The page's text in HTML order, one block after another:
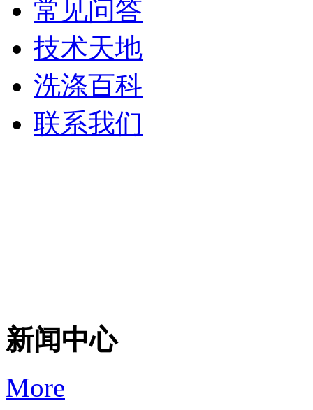
常见问答
技术天地
洗涤百科
联系我们
新闻中心
More